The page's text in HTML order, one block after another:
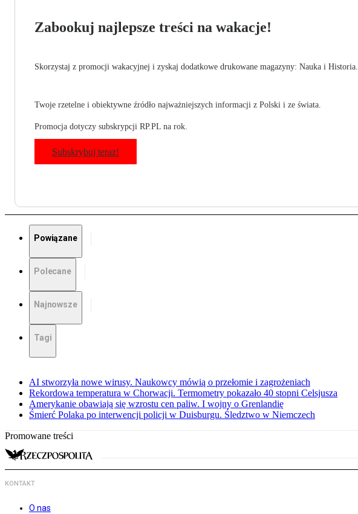
Zabookuj najlepsze treści na wakacje!
Skorzystaj z promocji wakacyjnej i zyskaj dodatkowe drukowane magazyny: Nauka i Historia.
Twoje rzetelne i obiektywne źródło najważniejszych informacji z Polski i ze świata.
Promocja dotyczy subskrypcji RP.PL na rok.
Subskrybuj teraz!
Powiązane
Polecane
Najnowsze
Tagi
AI stworzyła nowe wirusy. Naukowcy mówią o przełomie i zagrożeniach
Rekordowa temperatura w Chorwacji. Termometry pokazało 40 stopni Celsjusza
Amerykanie obawiają się wzrostu cen paliw. I wojny o Grenlandię
Śmierć Polaka po interwencji policji w Duisburgu. Śledztwo w Niemczech
Promowane treści
KONTAKT
O nas